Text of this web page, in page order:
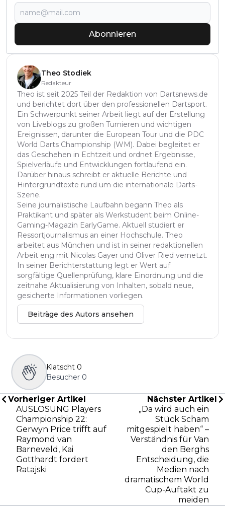
Abonnieren
Theo Stodiek
Redakteur
Theo ist seit 2025 Teil der Redaktion von Dartsnews.de
und berichtet dort über den professionellen Dartsport.
Ein Schwerpunkt seiner Arbeit liegt auf der Erstellung
von Liveblogs zu großen Turnieren und wichtigen
Ereignissen, darunter die European Tour und die PDC
World Darts Championship (WM). Dabei begleitet er
das Geschehen in Echtzeit und ordnet Ergebnisse,
Spielverläufe und Entwicklungen fortlaufend ein.
Darüber hinaus schreibt er aktuelle Berichte und
Hintergrundtexte rund um die internationale Darts-
Szene.
Seine journalistische Laufbahn begann Theo als
Praktikant und später als Werkstudent beim Online-
Gaming-Magazin EarlyGame. Aktuell studiert er
Ressortjournalismus an einer Hochschule. Theo
arbeitet aus München und ist in seiner redaktionellen
Arbeit eng mit Nicolas Gayer und Oliver Ried vernetzt.
In seiner Berichterstattung legt er Wert auf
sorgfältige Quellenprüfung, klare Einordnung und die
zeitnahe Aktualisierung von Inhalten, sobald neue,
gesicherte Informationen vorliegen.
Beiträge des Autors ansehen
Klatscht 0
Besucher 0
Vorheriger Artikel
AUSLOSUNG Players
Championship 22:
Gerwyn Price trifft auf
Raymond van
Barneveld, Kai
Gotthardt fordert
Ratajski
Nächster Artikel
„Da wird auch ein
Stück Scham
mitgespielt haben“ –
Verständnis für Van
den Berghs
Entscheidung, die
Medien nach
dramatischem World
Cup-Auftakt zu
meiden